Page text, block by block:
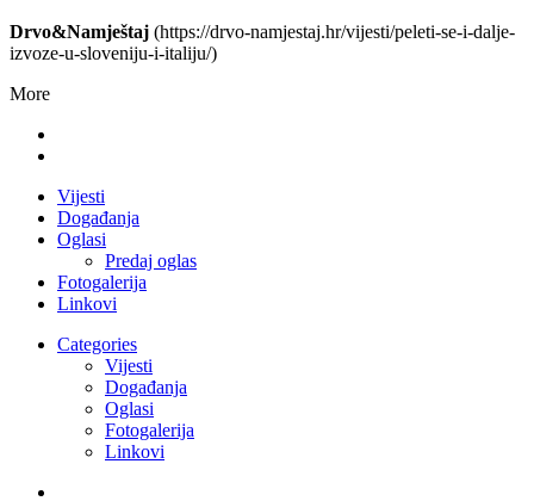
Drvo&Namještaj (https://drvo-namjestaj.hr/vijesti/peleti-se-i-dalje-
izvoze-u-sloveniju-i-italiju/)
More
Vijesti
Događanja
Oglasi
Predaj oglas
Fotogalerija
Linkovi
Categories
Vijesti
Događanja
Oglasi
Fotogalerija
Linkovi